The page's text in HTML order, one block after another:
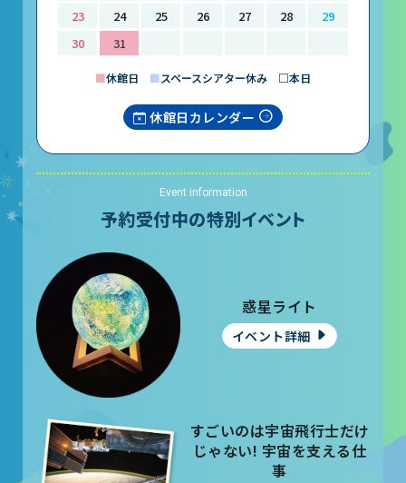
23
24 25 26 27 28
29
30
31
■休館日 ■スペースシアター休み □本日
休館日カレンダー
Event information
予約受付中の特別イベント
惑星ライト
イベント詳細
すごいのは宇宙飛行士だけ
じゃない! 宇宙を支える仕
事